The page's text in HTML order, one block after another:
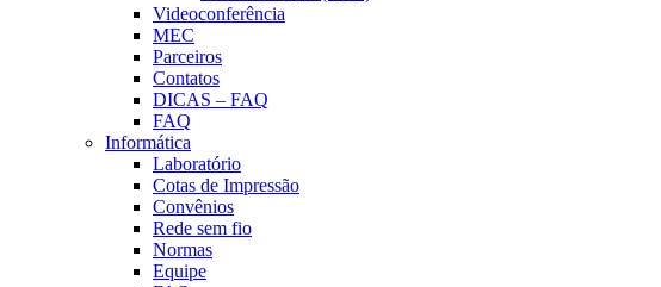
Videoconferência
MEC
Parceiros
Contatos
DICAS – FAQ
FAQ
Informática
Laboratório
Cotas de Impressão
Convênios
Rede sem fio
Normas
Equipe